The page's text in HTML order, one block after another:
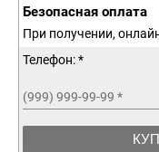
Безопасная оплата
При получении,
Телефон: *
(999) 999-99-99 *